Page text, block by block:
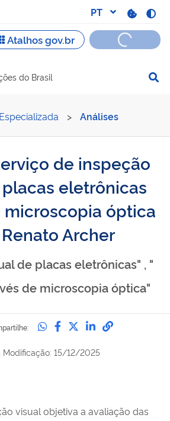
de navegação
do Brasil
de
> Análises
de inspeção
eletrônicas
microscopia óptica
Archer
de placas eletrônicas" , "
de microscopia óptica"
Compartilhe no
Compartilhe no
Compartilhe no
Compartilhe
Modificação: 15/12/2025
visual objetiva a avaliação das